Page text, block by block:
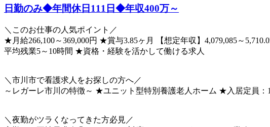
日勤のみ◆年間休日111日◆年収400万～
＼このお仕事の人気ポイント／
★月給266,100～369,000円 ★賞与3.85ヶ月 【想定年収】4,079,085～
平均残業5～10時間 ★資格・経験を活かして働ける求人
＼市川市で看護求人をお探しの方へ／
～レガーレ市川の特徴～ ★ユニット型特別養護老人ホーム ★入居定員
＼夜勤がツラくなってきた方必見／